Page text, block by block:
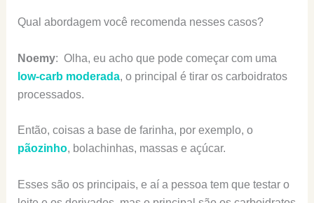
Qual abordagem você recomenda nesses casos?
Noemy: Olha, eu acho que pode começar com uma
low-carb moderada, o principal é tirar os carboidratos
processados.
Então, coisas a base de farinha, por exemplo, o
pãozinho, bolachinhas, massas e açúcar.
Esses são os principais, e aí a pessoa tem que testar o